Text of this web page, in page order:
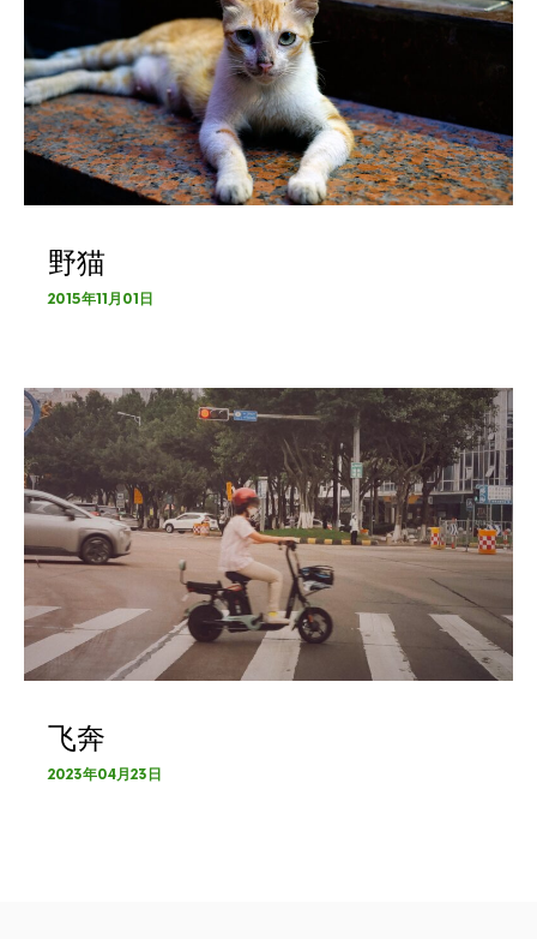
野猫
2015年11月01日
飞奔
2023年04月23日